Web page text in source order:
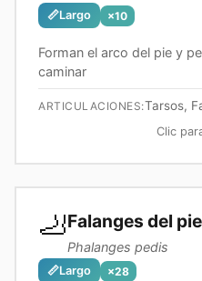
📏Largo ×10
Forman el arco del pie y
caminar
ARTICULACIONES:Tarsos,
Clic
🦶Falanges del pie
Phalanges pedis
📏Largo ×28